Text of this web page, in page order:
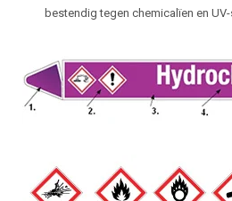
bestendig tegen chemicalïen en